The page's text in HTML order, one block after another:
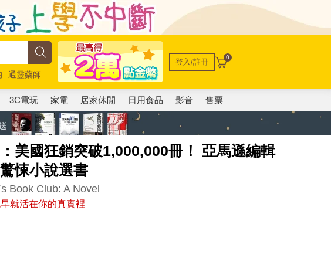
通靈藥師
登入/註冊 0
3C電玩 家電 居家休閒 日用食品 影音 售票
美國狂銷突破1,000,000冊！ 亞馬遜編輯
悚小說選書
Book Club: A Novel
就活在你的真實裡